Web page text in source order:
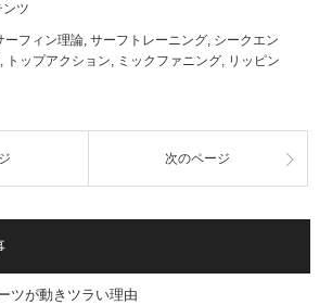
ツ
ーフィン理論, サーフトレーニング, シークエン
, トップアクション, ミックファニング, リッピン
次のページ
ツが動きツラい理由